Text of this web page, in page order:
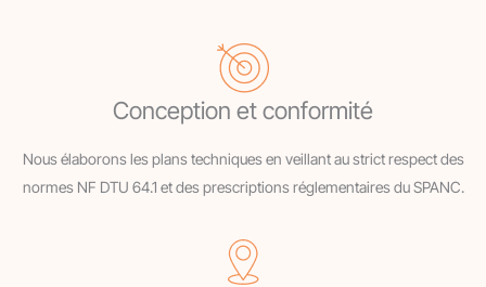
Conception et conformité
Nous élaborons les plans techniques en veillant au strict respect des
normes NF DTU 64.1 et des prescriptions réglementaires du SPANC.